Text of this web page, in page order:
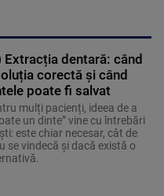
Extracția dentară: când
corectă și când
poate fi salvat
mulți pacienți, ideea de a
un dinte” vine cu întrebări
este chiar necesar, cât de
se vindecă și dacă există o